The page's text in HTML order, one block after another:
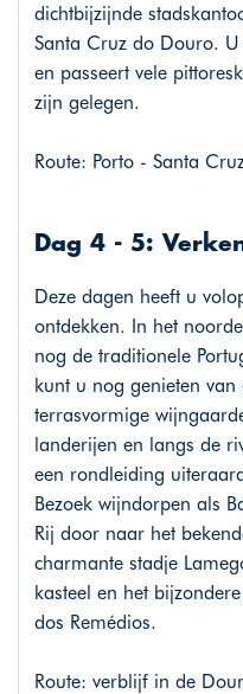
dichtbijzijnde
Santa Cruz do Douro.
en passeert vele
zijn gelegen.
Route: Porto - Santa
Dag 4 - 5:
Deze dagen heeft u
ontdekken. In het
nog de traditionele
kunt u nog genieten
terrasvormige
landerijen en langs de
een rondleiding
Bezoek wijndorpen als
Rij door naar het
charmante stadje
kasteel en het
dos Remédios.
Route: verblijf in de